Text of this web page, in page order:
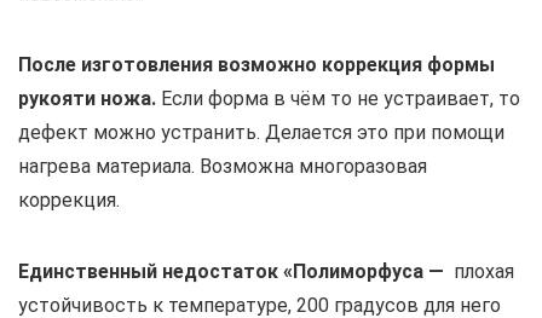
После изготовления возможно коррекция формы
рукояти ножа. Если форма в чём то не устраивает, то
дефект можно устранить. Делается это при помощи
нагрева материала. Возможна многоразовая
коррекция.
Единственный недостаток «Полиморфуса — плохая
устойчивость к температуре, 200 градусов для него